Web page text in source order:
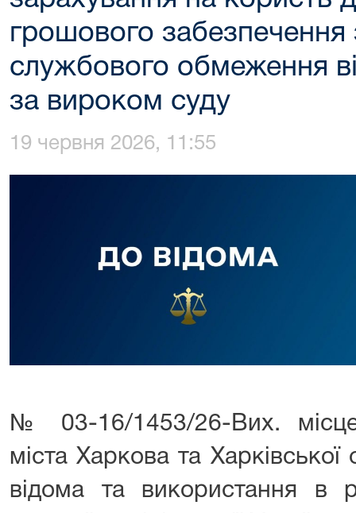
грошового
службового обмеження
за вироком суду
19 червня 2026, 11:55
№ 03-16/1453/26-Вих.
міста Харкова та
відома та використання в